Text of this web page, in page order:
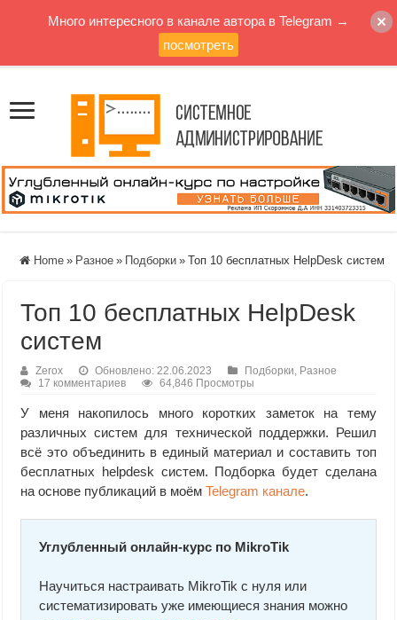
Home » Разное » Подборки » Топ 10 бесплатных HelpDesk систем
Топ 10 бесплатных HelpDesk
систем
Zerox Обновлено: 22.06.2023 Подборки, Разное
17 комментариев
64,846 Просмотры
У меня накопилось много коротких заметок на тему
различных систем для технической поддержки. Решил
всё это объединить в единый материал и составить топ
бесплатных helpdesk систем. Подборка будет сделана
на основе публикаций в моёмTelegram канале.
Углубленный онлайн-курс по MikroTik
Научиться настраивать MikroTik с нуля или
систематизировать уже имеющиеся знания можно
Много интересного в канале автора в Telegram →
посмотреть